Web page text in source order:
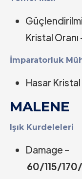
Kristal Oranı
İmparatorluk
Hasar Kristal
MALENE
Işık Kurdeleleri
Damage –
60/115/